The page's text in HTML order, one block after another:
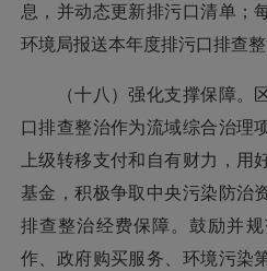
息，并动态更新排污口清单；
环境局报送本年度排污口排查
（十八）强化支撑保障。
口排查整治作为流域综合治理
上级转移支付和自有财力，用
基金，积极争取中央污染防治
排查整治经费保障。鼓励并
作、政府购买服务、环境污染